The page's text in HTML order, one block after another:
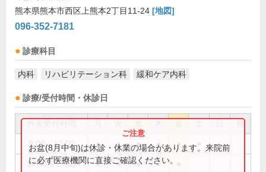
熊本県熊本市西区上熊本2丁目11-24 [地図]
096-352-7181
診療科目
内科 リハビリテーション科 緩和ケア内科
診療/受付時間・休診日
祝
9:00～12:00 ● ● ● ● ●
14:00～17:00 ● ● ● ●
お盆(8月中旬)は休診・休業の場合があります。来院前
に必ず医療機関に直接ご確認ください。